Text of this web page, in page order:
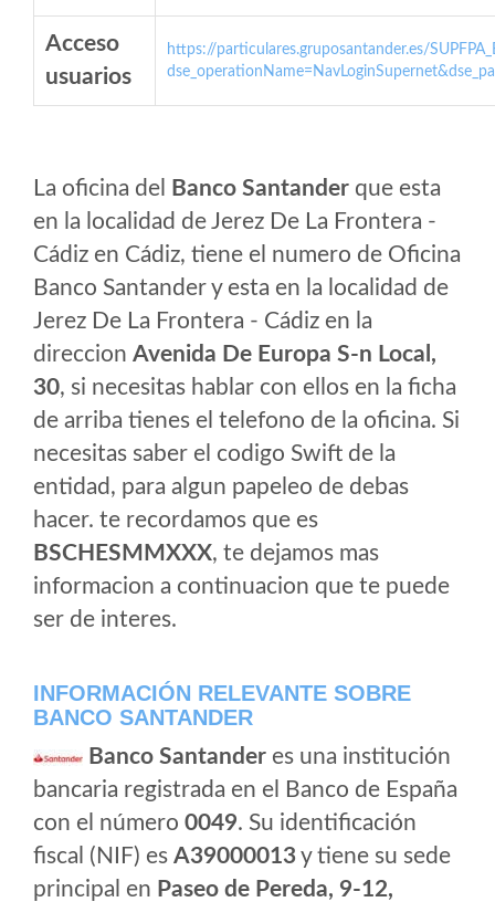
Acceso
usuarios
https://particulares.gruposantander.es/
La oficina del Banco Santander que esta
en la localidad de Jerez De La Frontera -
Cádiz en Cádiz, tiene el numero de Oficina
Banco Santander y esta en la localidad de
Jerez De La Frontera - Cádiz en la
direccion Avenida De Europa S-n Local,
30, si necesitas hablar con ellos en la ficha
de arriba tienes el telefono de la oficina. Si
necesitas saber el codigo Swift de la
entidad, para algun papeleo de debas
hacer. te recordamos que es
BSCHESMMXXX, te dejamos mas
informacion a continuacion que te puede
ser de interes.
INFORMACIÓN RELEVANTE SOBRE
BANCO SANTANDER
Banco Santander es una institución
bancaria registrada en el Banco de España
con el número 0049. Su identificación
fiscal (NIF) es A39000013y tiene su sede
principal en Paseo de Pereda, 9-12,